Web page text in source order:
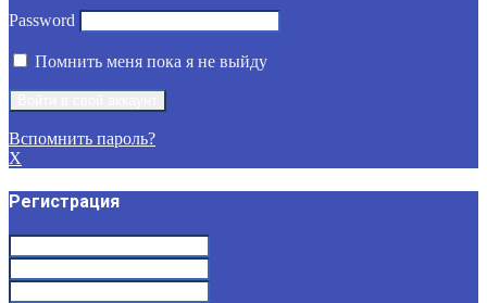
Password
Помнить меня пока я не выйду
Вспомнить пароль?
X
Регистрация